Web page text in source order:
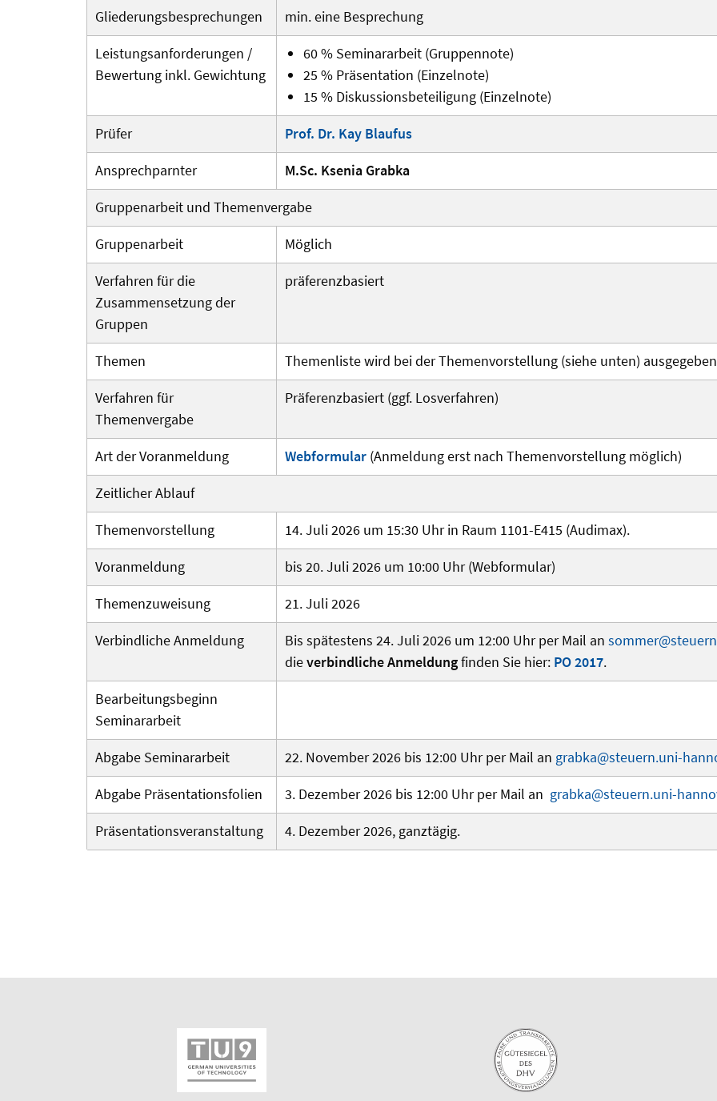
Gliederungs­besprechungen
min. eine Besprechung
Leistungsan­forderungen /
Bewertung inkl. Gewichtung
60 % Seminararbeit (Gruppennote)
25 % Präsentation (Einzelnote)
15 % Diskussionsbeteiligung (Einzelnote)
Prüfer
Prof. Dr. Kay Blaufus
Ansprechparnter
M.Sc. Ksenia Grabka
Gruppenarbeit und Themenvergabe
Gruppenarbeit
Möglich
Verfahren für die
Zusammensetzung der
Gruppen
präferenzbasiert
Themen
Themenliste wird bei der Themenvorstellung (siehe unten)
Verfahren für
Themenvergabe
Präferenzbasiert (ggf. Losverfahren)
Art der Voranmeldung Webformular (Anmeldung erst nach Themenvorstellung möglich)
Zeitlicher Ablauf
Themenvorstellung
14. Juli 2026 um 15:30 Uhr in Raum 1101-E415 (Audimax).
Voranmeldung
bis 20. Juli 2026 um 10:00 Uhr (Webformular)
Themenzuweisung
21. Juli 2026
Verbindliche Anmeldung
Bis spätestens 24. Juli 2026 um 12:00 Uhr per Mail an
dieverbindliche Anmeldungfinden Sie hier: PO 2017.
Bearbeitungs­beginn
Seminararbeit
Abgabe Seminararbeit
22. November 2026 bis 12:00 Uhr per Mail an grabka@steuern.uni-
Abgabe Präsentationsfolien
3. Dezember 2026 bis 12:00 Uhr per Mail an grabka@steuern.uni-
Präsentations­veranstaltung
4. Dezember 2026, ganztägig.